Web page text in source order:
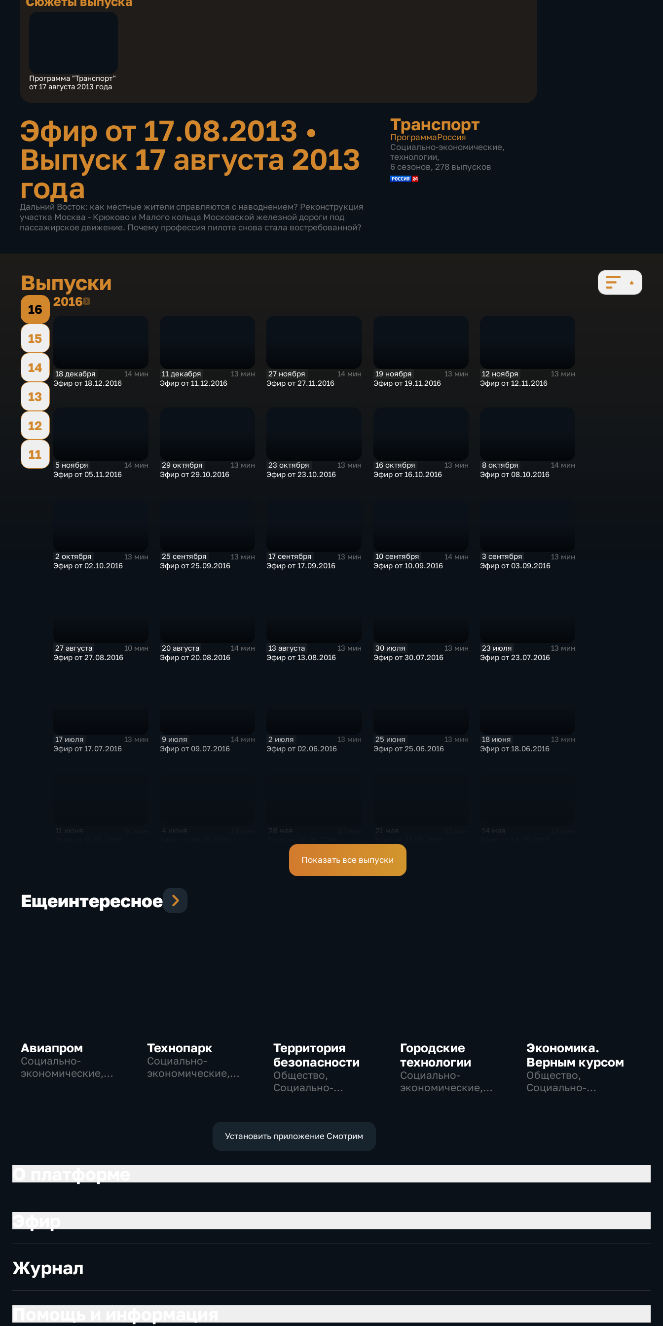
Программа "Транспорт"
от 17 августа 2013 года
Эфир от 17.08.2013 •
Выпуск 17 августа 2013
года
Дальний Восток: как местные жители справляются с наводнением? Реконструкция
участка Москва - Крюково и Малого кольца Московской железной дороги под
пассажирское движение. Почему профессия пилота снова стала востребованной?
Транспорт
ПрограммаРоссия
Социально-экономические,
технологии,
6 сезонов, 278 выпусков
Выпуски
16
15
14
13
12
11
20162016
18 декабря
14 мин
Эфир от 18.12.2016
11 декабря
13 мин
Эфир от 11.12.2016
27 ноября
14 мин
Эфир от 27.11.2016
19 ноября
13 мин
Эфир от 19.11.2016
12 ноября
13 мин
Эфир от 12.11.2016
5 ноября
14 мин
Эфир от 05.11.2016
29 октября
13 мин
Эфир от 29.10.2016
23 октября
13 мин
Эфир от 23.10.2016
16 октября
13 мин
Эфир от 16.10.2016
8 октября
14 мин
Эфир от 08.10.2016
2 октября
13 мин
Эфир от 02.10.2016
25 сентября
13 мин
Эфир от 25.09.2016
17 сентября
13 мин
Эфир от 17.09.2016
10 сентября
14 мин
Эфир от 10.09.2016
3 сентября
13 мин
Эфир от 03.09.2016
27 августа
10 мин
Эфир от 27.08.2016
20 августа
14 мин
Эфир от 20.08.2016
13 августа
13 мин
Эфир от 13.08.2016
30 июля
13 мин
Эфир от 30.07.2016
23 июля
13 мин
Эфир от 23.07.2016
17 июля
13 мин
Эфир от 17.07.2016
9 июля
14 мин
Эфир от 09.07.2016
2 июля
13 мин
Эфир от 02.06.2016
25 июня
13 мин
Эфир от 25.06.2016
18 июня
13 мин
Эфир от 18.06.2016
11 июня 4 июня 28 мая 21 мая 14 мая
Показать все выпуски
Ещеинтересное
Авиапром
Социально-
экономические,
Технопарк
Социально-
экономические,
Территория
безопасности
Общество,
Социально-
Городские
технологии
Социально-
экономические,
Экономика.
Верным курсом
Общество,
Социально-
Установить приложение Смотрим
Журнал